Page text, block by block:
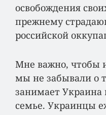
освобождения
прежнему
российской
Мне важно, чтобы
мы не забывали о
занимает Украина
семье. Украинцы